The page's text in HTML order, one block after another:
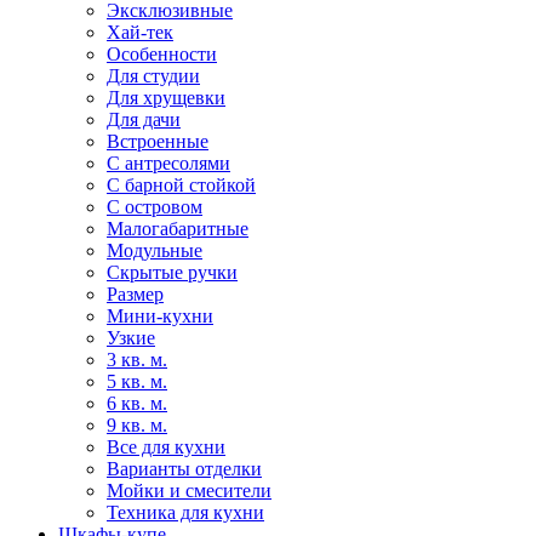
Эксклюзивные
Хай-тек
Особенности
Для студии
Для хрущевки
Для дачи
Встроенные
С антресолями
С барной стойкой
С островом
Малогабаритные
Модульные
Скрытые ручки
Размер
Мини-кухни
Узкие
3 кв. м.
5 кв. м.
6 кв. м.
9 кв. м.
Все для кухни
Варианты отделки
Мойки и смесители
Техника для кухни